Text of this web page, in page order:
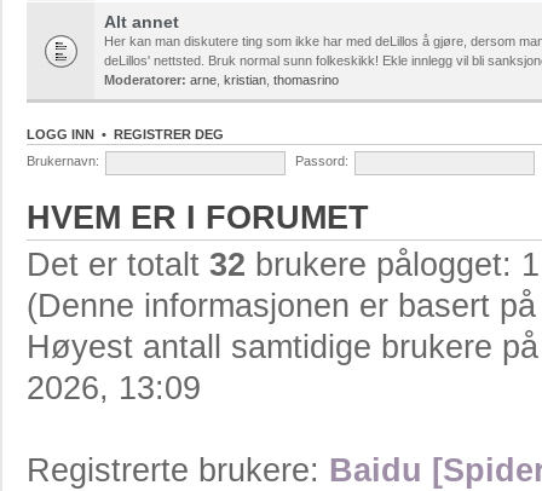
Alt annet
Her kan man diskutere ting som ikke har med deLillos å gjøre, dersom
deLillos' nettsted. Bruk normal sunn folkeskikk! Ekle innlegg vil bli
Moderatorer: arne kristian thomasrino
LOGG INN • REGISTRER DEG
Brukernavn:
Passord:
HVEM ER I FORUMET
Det er totalt 32 brukere pålogget:
(Denne informasjonen er basert
Høyest antall samtidige brukere
2026, 13:09
Registrerte brukere: Baidu